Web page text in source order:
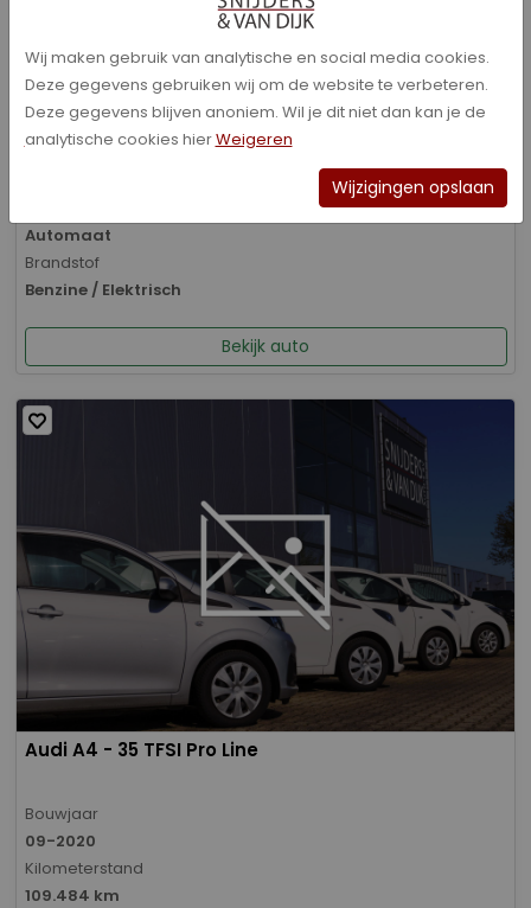
Audi A3 - Sportback 40 TFSI e Advanced edition
Bouwjaar
01-2026
Kilometerstand
Automaat
Brandstof
Benzine / Elektrisch
Bekijk auto
Audi A4 - 35 TFSI Pro Line
Bouwjaar
09-2020
Kilometerstand
109.484 km
Wij maken gebruik van analytische en social media cookies.
Deze gegevens gebruiken wij om de website te verbeteren.
Deze gegevens blijven anoniem. Wil je dit niet dan kan je de
analytische cookies hierWeigeren
Wijzigingen opslaan